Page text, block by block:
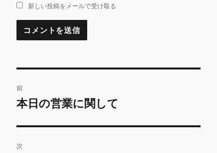
新しい投稿をメールで受け取る
稿
ビ
前
前
投
稿:
本日の営業に関して
次